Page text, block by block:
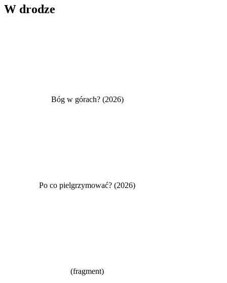
W drodze
Bóg w górach? (2026)
Po co pielgrzymować? (2026)
(fragment)